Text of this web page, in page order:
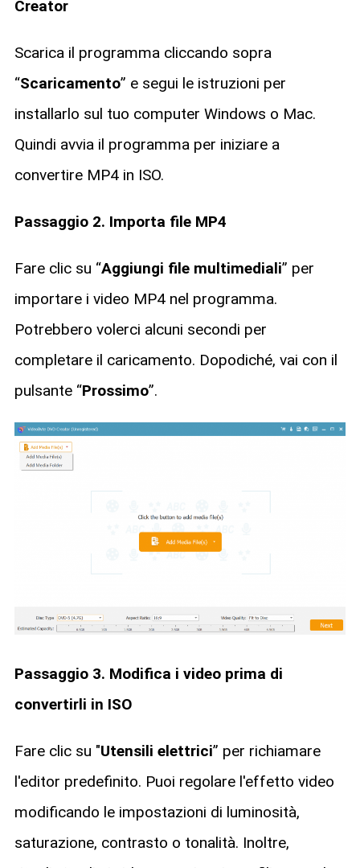
Creator
Scarica il programma cliccando sopra
“Scaricamento” e segui le istruzioni per
installarlo sul tuo computer Windows o Mac.
Quindi avvia il programma per iniziare a
convertire MP4 in ISO.
Passaggio 2. Importa file MP4
Fare clic su “Aggiungi file multimediali” per
importare i video MP4 nel programma.
Potrebbero volerci alcuni secondi per
completare il caricamento. Dopodiché, vai con il
pulsante “Prossimo”.
Passaggio 3. Modifica i video prima di
convertirli in ISO
Fare clic su "Utensili elettrici” per richiamare
l'editor predefinito. Puoi regolare l'effetto video
modificando le impostazioni di luminosità,
saturazione, contrasto o tonalità. Inoltre,